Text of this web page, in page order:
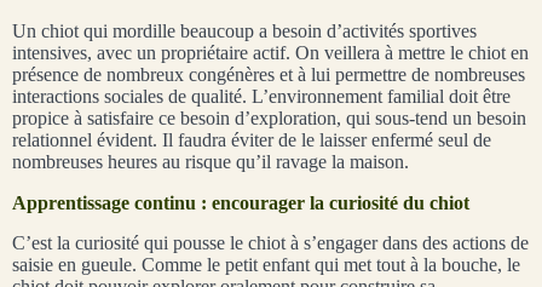
Un chiot qui mordille beaucoup a besoin d’activités sportives
intensives, avec un propriétaire actif. On veillera à mettre le chiot en
présence de nombreux congénères et à lui permettre de nombreuses
interactions sociales de qualité. L’environnement familial doit être
propice à satisfaire ce besoin d’exploration, qui sous-tend un besoin
relationnel évident. Il faudra éviter de le laisser enfermé seul de
nombreuses heures au risque qu’il ravage la maison.
Apprentissage continu : encourager la curiosité du chiot
C’est la curiosité qui pousse le chiot à s’engager dans des actions de
saisie en gueule. Comme le petit enfant qui met tout à la bouche, le